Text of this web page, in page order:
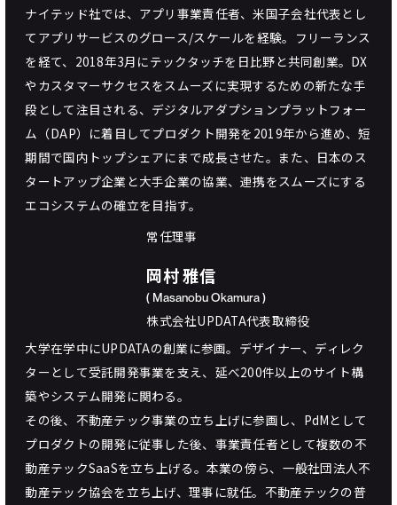
ナイテッド社では、アプリ事業責任者、米国子会社代表とし
てアプリサービスのグロース/スケールを経験。フリーランス
を経て、2018年3月にテックタッチを日比野と共同創業。DX
やカスタマーサクセスをスムーズに実現するための新たな手
段として注目される、デジタルアダプションプラットフォー
ム（DAP）に着目してプロダクト開発を2019年から進め、短
期間で国内トップシェアにまで成長させた。また、日本のス
タートアップ企業と大手企業の協業、連携をスムーズにする
エコシステムの確立を目指す。
常任理事
岡村 雅信
( Masanobu Okamura )
株式会社UPDATA代表取締役
大学在学中にUPDATAの創業に参画。デザイナー、ディレク
ターとして受託開発事業を支え、延べ200件以上のサイト構
築やシステム開発に関わる。
その後、不動産テック事業の立ち上げに参画し、PdMとして
プロダクトの開発に従事した後、事業責任者として複数の不
動産テックSaaSを立ち上げる。本業の傍ら、一般社団法人不
動産テック協会を立ち上げ、理事に就任。不動産テックの普